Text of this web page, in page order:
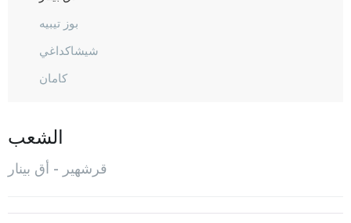
بوز تيبيه
شيشاكداغي
كامان
قورانجي لي
المركز
أوزباغ
الشعب
قرشهير - أق بينار